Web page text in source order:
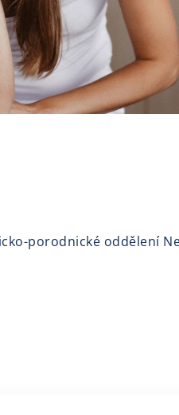
porodnické oddělení